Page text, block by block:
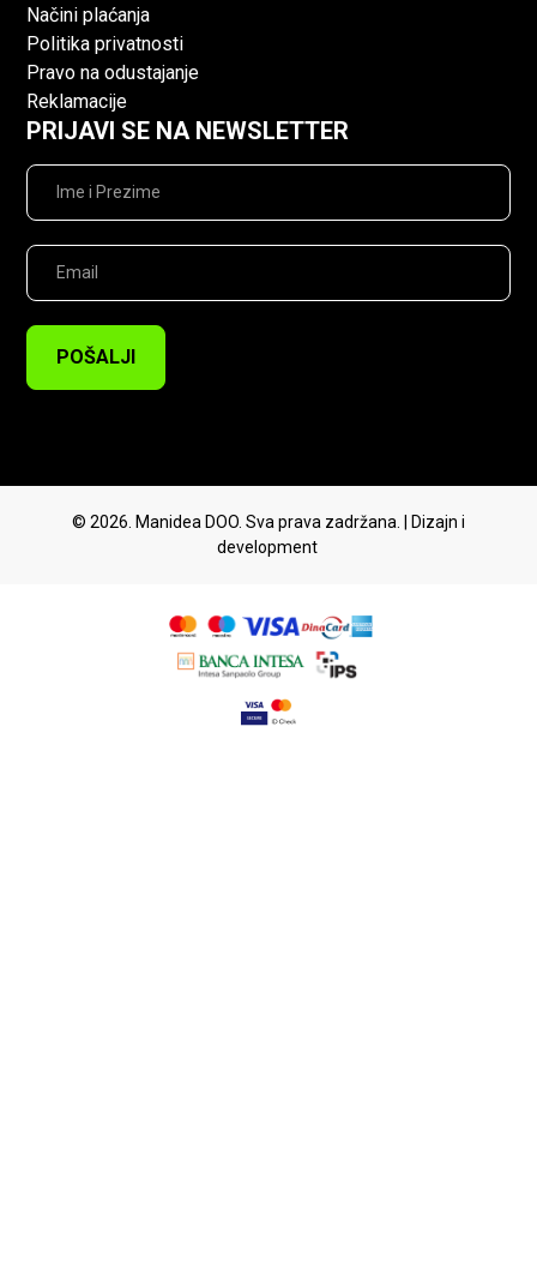
Načini plaćanja
Politika privatnosti
Pravo na odustajanje
Reklamacije
PRIJAVI SE NA NEWSLETTER
POŠALJI
© 2026. Manidea DOO. Sva prava zadržana. | Dizajn i
development